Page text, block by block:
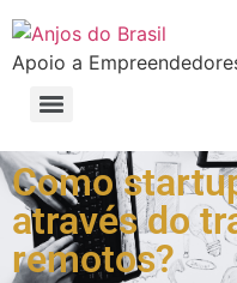
Apoio a
Como
através do
remotos?